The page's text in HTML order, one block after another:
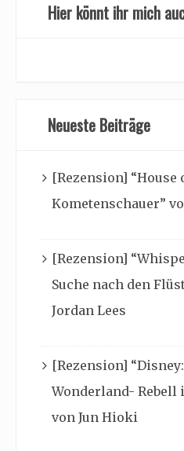
Hier könnt ihr mich
Neueste Beiträge
[Rezension] “House
Kometenschauer”
[Rezension]
Suche nach den
Jordan Lees
[Rezension]
Wonderland- Rebell
von Jun Hioki